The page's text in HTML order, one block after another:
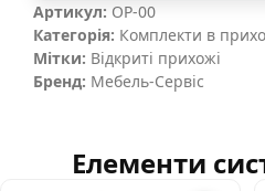
Артикул: ОР-00
Категорія: Комплекти в
Мітки: Відкриті прихожі
Бренд: Мебель-Сервіс
Елементи